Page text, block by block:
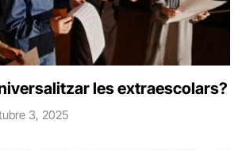
les extraescolars?
3, 2025